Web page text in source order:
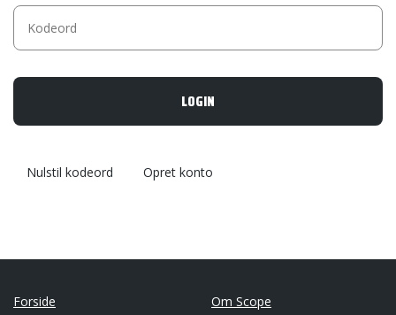
Kontakt
©
2020
Nulstil kodeord Opret konto
Forside
Om Scope